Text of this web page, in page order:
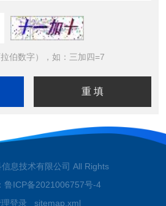
伯数字），如：三加四=7
息技术有限公司 All Rights
鲁ICP备2021006757号-4
登录 sitemap.xml